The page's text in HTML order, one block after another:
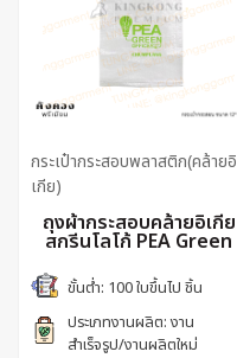
กระเป๋ากระสอบพลาสติก(คล้ายอิ
เกีย)
ถุงผ้ากระสอบคล้ายอิเกีย
สกรีนโลโก้ PEA Green
ขั้นต่ำ: 100 ใบขึ้นไป ชิ้น
ประเภทงานผลิต: งาน
สำเร็จรูป/งานผลิตใหม่